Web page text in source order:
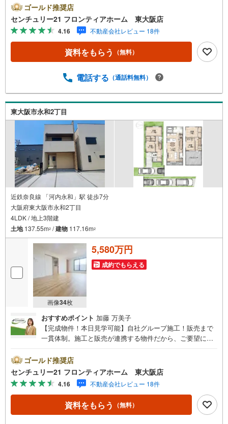
90m）・近鉄大阪線「久宝寺口駅」歩8分（580m）・長瀬
東小学校（歩11分（750m）・金岡中学校（歩12分（850
m） 特徴・耐震＋制震の家、クワイエ！制震装置（SAFE3
65）で地震の揺れを抑え、耐震性能を維持・カウンターキ
ッチン/ウォークインクローゼット/防犯カメラ/外壁サイデ
ィング/LDK18帖/省エネ住宅/全居室収納 弊社が選ばれる理
資金計画をサポート！2.買い替えなどにも対応できる売却
最も低金利になるように審査が可能！4.物件のお引渡し後
に必要になったお家のリフォームも弊社のリフォームプラ
ンナーがご提案！弊社は専門家同士が連携をとっているた
め、より多くの知見がございます。お気軽にお問合せくだ
さい！
ゴールド推奨店
センチュリー21 フロンティアホーム 東大阪店
4.16 不動産会社レビュー 18件
資料をもらう （無料）
電話する （通話料無料）
東大阪市永和2丁目
近鉄奈良線 「河内永和」駅 徒歩7分
大阪府東大阪市永和2丁目
4LDK / 地上3階建
土地137.55m2 /建物 117.16m2
画像34枚
5,580万円
成約でもらえる
おすすめポイント 加藤 万美子
【完成物件！本日見学可能】自社グループ施工！販売まで
一貫体制。施工と販売が連携する物件だから、ご要望にス
い家づくり。＜防犯面＞・玄関付近に防犯カメラ設置して
おり付近での動きを録画しております・開閉センサーとア
プリが連動で開け閉めの状況把握可能です・見守りカメラ
を設置で外出先からサッと室内の様子を確認＜立地＞・桜
橋小学校まで徒歩約8分・上小阪中学校まで徒歩約17分・ス
ーパー「サンディ 永和店」まで徒歩約4分・コンビニ「ロ
ゴールド推奨店
センチュリー21 フロンティアホーム 東大阪店
4.16 不動産会社レビュー 18件
資料をもらう （無料）